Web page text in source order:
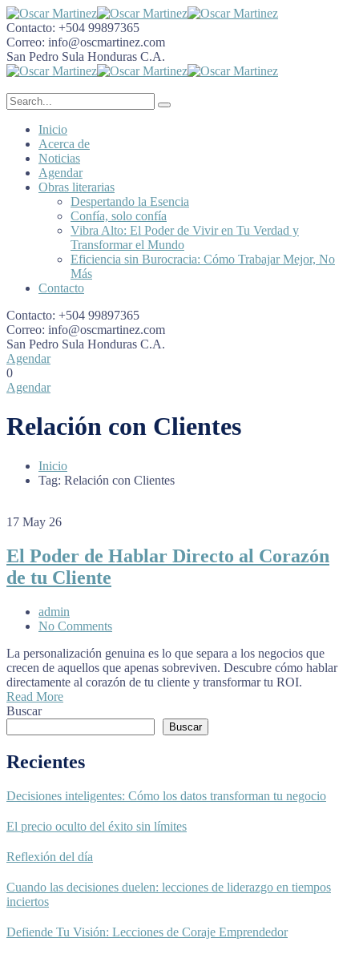
Contacto: +504 99897365
Correo: info@oscmartinez.com
San Pedro Sula Honduras C.A.
Inicio
Acerca de
Noticias
Agendar
Obras literarias
Despertando la Esencia
Confía, solo confía
Vibra Alto: El Poder de Vivir en Tu Verdad y
Transformar el Mundo
Eficiencia sin Burocracia: Cómo Trabajar Mejor, No
Más
Contacto
Contacto: +504 99897365
Correo: info@oscmartinez.com
San Pedro Sula Honduras C.A.
Agendar
0
Agendar
Relación con Clientes
Inicio
Tag: Relación con Clientes
17 May 26
El Poder de Hablar Directo al Corazón
de tu Cliente
admin
No Comments
La personalización genuina es lo que separa a los negocios que
crecen de aquellos que apenas sobreviven. Descubre cómo hablar
directamente al corazón de tu cliente y transformar tu ROI.
Read More
Buscar
Buscar
Recientes
Decisiones inteligentes: Cómo los datos transforman tu negocio
El precio oculto del éxito sin límites
Reflexión del día
Cuando las decisiones duelen: lecciones de liderazgo en tiempos
inciertos
Defiende Tu Visión: Lecciones de Coraje Emprendedor